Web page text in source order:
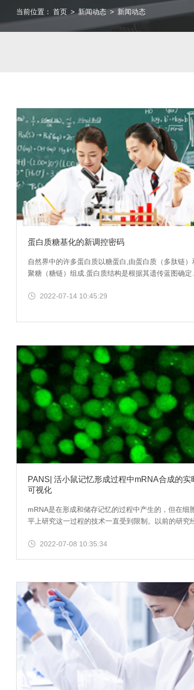
当前位置： 首页 > 新闻动态> 新闻动态
蛋白质糖基化的新调控密码
自然界中的许多蛋白质以糖蛋白,由蛋白质（多肽链）
聚糖（糖链）组成.蛋白质结构是根据其遗传蓝图确定
以控制蛋白质糖基化.在这种情况下，由日本合作研究
2022-07-14 10:45:29
PANS| 活小鼠记忆形成过程中mRNA合成的实
可视化
mRNA是在形成和储存记忆的过程中产生的，但在细
平上研究这一过程的技术一直受到限制。以前的研究
提供了一个了解老鼠大脑中 RNA 合成的窗口，而老鼠
2022-07-08 10:35:34